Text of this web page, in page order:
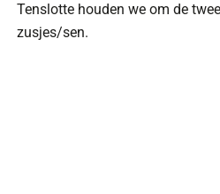
Tenslotte houden we om de
zusjes/sen.